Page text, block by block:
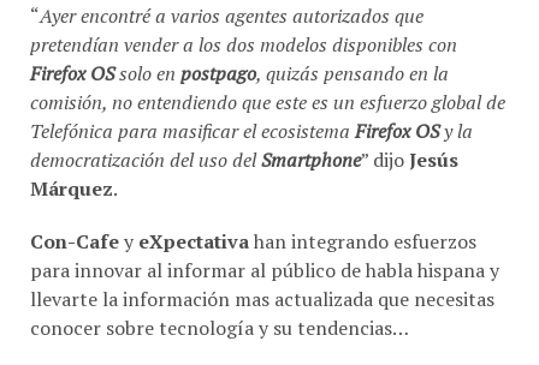
pretendían vender a los dos modelos disponibles con
Firefox OSsolo enpostpago , quizás pensando en la
comisión, no entendiendo que este es un esfuerzo global de
Telefónica para masificar el ecosistema Firefox OSy la
democratización del uso delSmartphone” dijoJesús
Márquez.
para innovar al informar al público de habla hispana y
llevarte la información mas actualizada que necesitas
conocer sobre tecnología y su tendencias…